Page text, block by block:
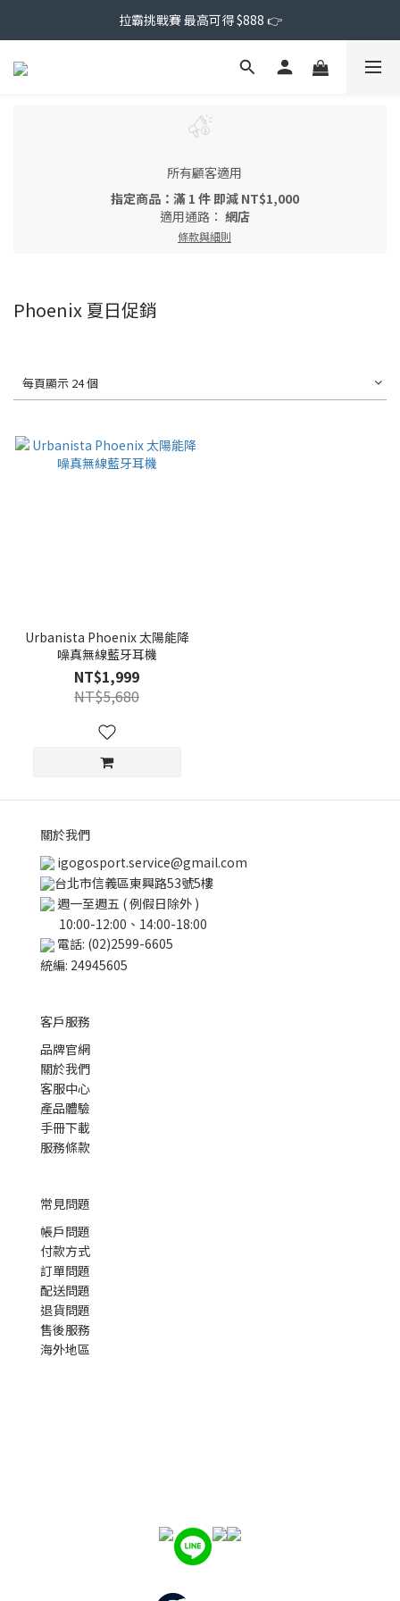
拉霸挑戰賽 最高可得 $888 👉
所有顧客適用
指定商品：滿 1 件 即減 NT$1,000
適用通路： 網店
條款與細則
Phoenix 夏日促銷
每頁顯示 24 個
Urbanista Phoenix 太陽能降
噪真無線藍牙耳機
NT$1,999
NT$5,680
關於我們
igogosport.service@gmail.com
台北市信義區東興路53號5樓
週一至週五 ( 例假日除外 )
10:00-12:00、14:00-18:00
電話: (02)2599-6605
統編: 24945605
客戶服務
品牌官網
關於我們
客服中心
產品體驗
手冊下載
服務條款
常見問題
帳戶問題
付款方式
訂單問題
配送問題
退貨問題
售後服務
海外地區